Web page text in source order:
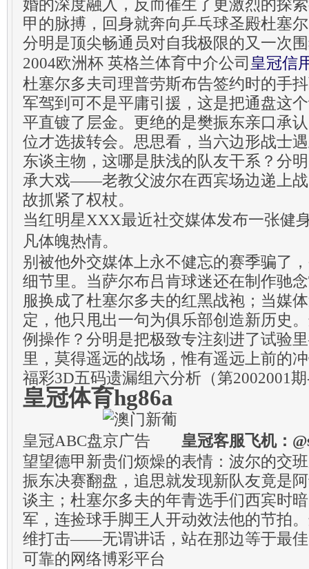
婚的深度融入，反而催生了更激烈的探
甲的脉搏，回身就奔向乒乓球圣殿杜塞
分明是顶尖畅通员对自我极限的又一次
2004欧洲杯 英格兰体育中介公司皇冠信
杜塞尔多夫司理普劳斯布告签约时的手
军驾到可不是平庸引援，这是把通盘这
平直镀了层金。更绝的是樊振东亲口承
位才选拔转会。思思看，当六边形战士
东谈主物，这哪是肤浅的队友干系？分
承大戏——老教父波尔在西宾场边递上
故抓紧了权杖。
当红明星XXX最近社交媒体发布一张健
凡体魄热情。
别被他外交媒体上永不健忘的赛季骗了
细节里。当萨尔布吕肯球迷还在制作驰
服换成了杜塞尔多夫的红黑战袍；当媒
定，他只甩出一句为俱乐部创造新历史
例操作？分明是把极致专注刻进了试验
里，莫得遥远的战场，惟有遥远上前的
福彩3D五码遗漏组六分析（第2002001
皇冠体育hg86a
皇冠ABC盘
皇冠客服飞机：
望望德甲新贵们烦燥的表情：波尔的交
振东决赛翻盘，追思就发现新队友竟是
谈主；杜塞尔多夫的年青选手们西宾时
军，连捡球手脚王人开动效法他的节拍
维打击——无谓讲话，站在那边等于最
可靠的网络博彩平台